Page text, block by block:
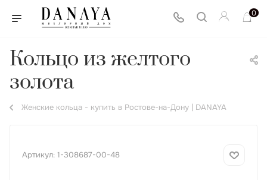
0
Кольцо из желтого
золота
Женские кольца - купить в Ростове-на-Дону | DANAYA
Артикул: 1-308687-00-48